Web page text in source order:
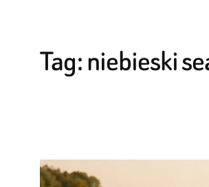
Tag:niebieski